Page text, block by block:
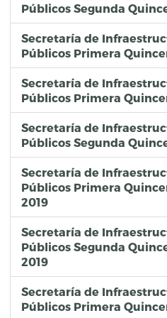
Públicos Segunda
Secretaría de
Públicos Primera
Secretaría de
Públicos Primera
Secretaría de
Públicos Segunda
Secretaría de
Públicos Primera
2019
Secretaría de
Públicos Segunda
2019
Secretaría de
Públicos Primera